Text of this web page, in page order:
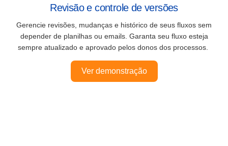
Revisão e controle de versões
Gerencie revisões, mudanças e histórico de seus fluxos sem
depender de planilhas ou emails. Garanta seu fluxo esteja
sempre atualizado e aprovado pelos donos dos processos.
Ver demonstração